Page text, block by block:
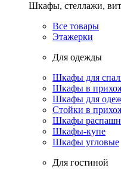
Шкафы, стеллажи,
Все товары
Этажерки
Для одежды
Шкафы для
Шкафы в
Шкафы для
Стойки в
Шкафы
Шкафы-купе
Шкафы угловые
Для гостиной